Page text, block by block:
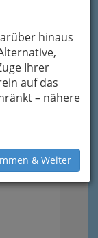
hinaus
Ihrer
auf das
– nähere
& Weiter
-